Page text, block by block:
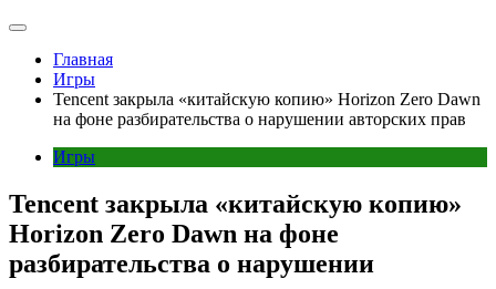
Главная
Игры
Tencent закрыла «китайскую копию» Horizon Zero Dawn
на фоне разбирательства о нарушении авторских прав
Игры
Tencent закрыла «китайскую копию»
Horizon Zero Dawn на фоне
разбирательства о нарушении